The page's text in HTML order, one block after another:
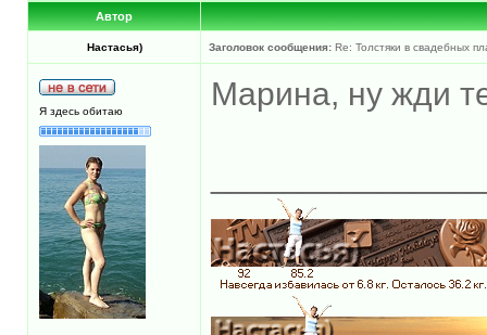
Автор
Настасья) Заголовок сообщения: Re: Толстяки в свадебных
Я здесь обитаю Марина, ну жди